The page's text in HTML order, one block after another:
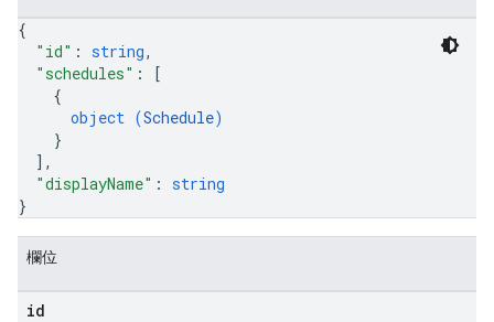
{
"id" : string,
"schedules" :
[
{
object (Schedule)
}
] ,
"displayName" : string
}
欄位
id